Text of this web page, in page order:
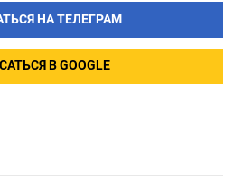
НА ТЕЛЕГРАМ
В GOOGLE